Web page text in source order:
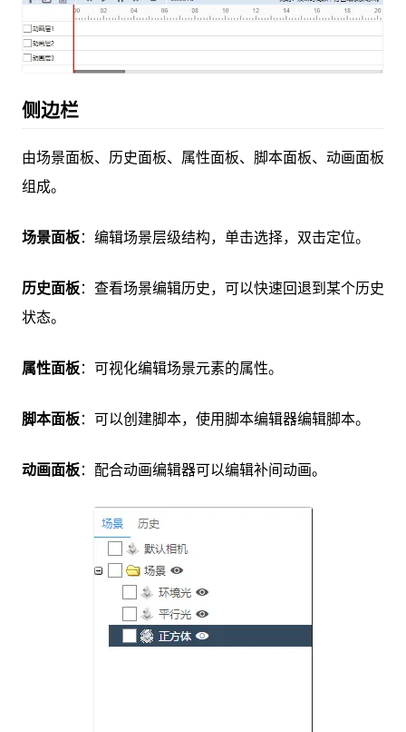
侧边栏
由场景面板、历史面板、属性面板、脚本面板、动画面板
组成。
场景面板：编辑场景层级结构，单击选择，双击定位。
历史面板：查看场景编辑历史，可以快速回退到某个历史
状态。
属性面板：可视化编辑场景元素的属性。
脚本面板：可以创建脚本，使用脚本编辑器编辑脚本。
动画面板：配合动画编辑器可以编辑补间动画。